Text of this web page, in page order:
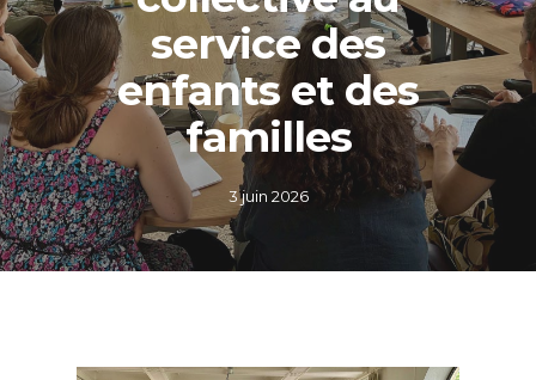
service des
enfants et des
familles
3 juin 2026